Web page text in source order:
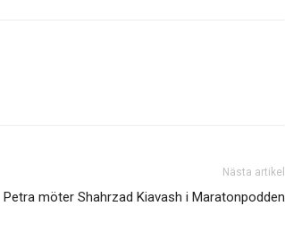
Nästa artikel
Petra möter Shahrzad Kiavash i Maratonpodden